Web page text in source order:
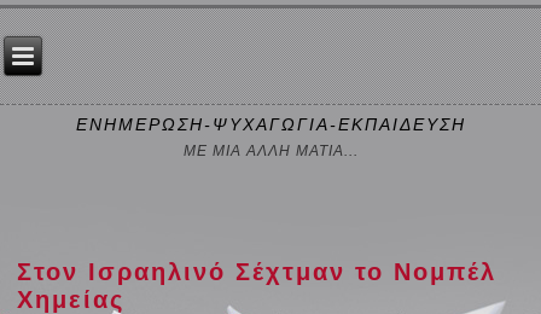
ΕΝΗΜΕΡΩΣΗ-ΨΥΧΑΓΩΓΙΑ-ΕΚΠΑΙΔΕΥΣΗ
ΜΕ ΜΙΑ ΑΛΛΗ ΜΑΤΙΑ...
Στον Ισραηλινό Σέχτμαν το Νομπέλ
Χημείας